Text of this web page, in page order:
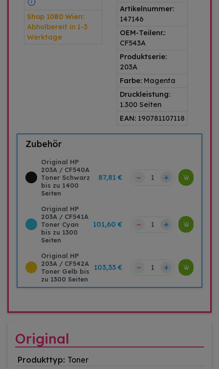
Shop 1080 Wien:
Abholbereit in 1-3
Werktage
Artikelnummer:
147146
OEM-Teilenr.:
CF543A
Produktserie:
203A
Farbe: Magenta
Druckleistung:
1.300 Seiten
EAN: 190781107118
Zubehör
Original HP
203A / CF540A
Toner Schwarz
bis zu 1400
Seiten
87,81 € – +
Original HP
203A / CF541A
Toner Cyan
bis zu 1300
Seiten
101,60 € – +
Original HP
203A / CF542A
Toner Gelb bis
zu 1300 Seiten
103,33 € – +
Original
Produkttyp: Toner